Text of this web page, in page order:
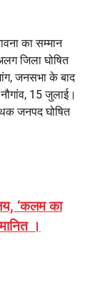
का सम्मान
जिला घोषित
जनसभा के बाद
नौगांव, 15 जुलाई।
जनपद घोषित
‘कलम का
।